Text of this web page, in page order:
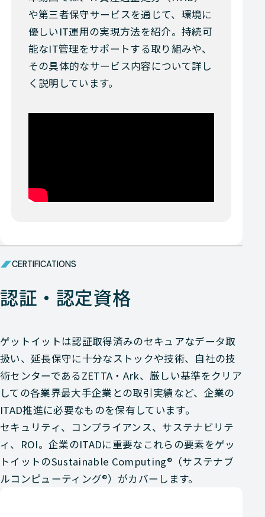
や第三者保守サービスを通じて、環境に
優しいIT運用の実現方法を紹介。持続可
能なIT管理をサポートする取り組みや、
その具体的なサービス内容について詳し
く説明しています。
CERTIFICATIONS
認証・認定資格
ゲットイットは認証取得済みのセキュアなデータ取
扱い、延長保守に十分なストックや技術、自社の技
術センターであるZETTA・Ark、厳しい基準をクリア
しての各業界最大手企業との取引実績など、企業の
ITAD推進に必要なものを保有しています。
セキュリティ、コンプライアンス、サステナビリテ
ィ、ROI。企業のITADに重要なこれらの要素をゲッ
トイットのSustainable Computing®（サステナブ
ルコンピューティング®）がカバーします。